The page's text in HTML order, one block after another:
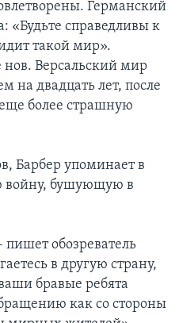
Германский
«Будьте справедливы к
такой мир».
Версальский мир
на двадцать лет, после
более страшную
Барбер упоминает в
войну, бушующую в
обозреватель
в другую страну,
бравые ребята
как со стороны